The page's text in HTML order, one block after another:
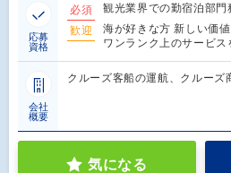
応募
資格
必須
観光業界での勤宿泊部門
歓迎
海が好きな方 新しい価
ワンランク上のサービ
会社
概要
クルーズ客船の運航、クルーズ
気になる